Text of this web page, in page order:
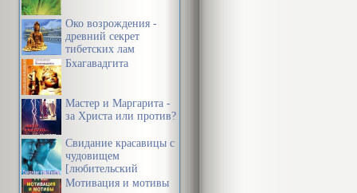
Око возрождения -
древний секрет
тибетских лам
Бхагавадгита
Мастер и Маргарита -
за Христа или против?
Свидание красавицы с
чудовищем
[любительский
перевод]
Мотивация и мотивы